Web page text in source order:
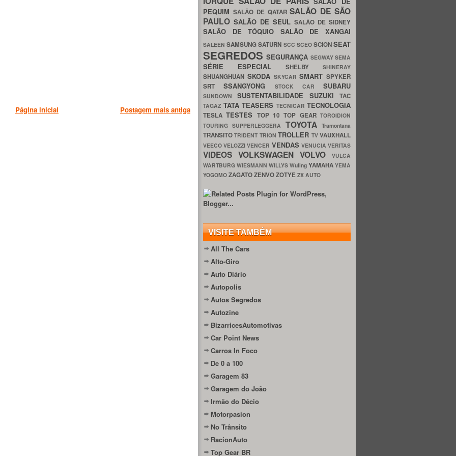
Postagem mais antiga
Página inicial
PEQUIM SALÃO DE QATARSALÃO DE SÃO
PAULO SALÃO DE SEUL SALÃO DE SIDNEY
SALÃO DE TÓQUIO SALÃO DE XANGAI
SALEENSAMSUNGSATURN SCC SCEO SCIONSEAT
SEGREDOSSEGURANÇA SEGWAYSEMA
SÉRIE ESPECIAL SHELBY SHINERAY
SHUANGHUAN SKODA SKYCARSMART SPYKER
SRTSSANGYONG STOCK CAR SUBARU
SUNDOWNSUSTENTABILIDADE SUZUKITAC
TAGAZ TATA TEASERS TECNICAR TECNOLOGIA
TESLATESTES TOP 10TOP GEARTOROIDION
TOURING SUPPERLEGGERA TOYOTATramontana
TRÂNSITOTRIDENT TRIONTROLLER TVVAUXHALL
VEECOVELOZZIVENCER VENDAS VENUCIAVERITAS
VIDEOS VOLKSWAGEN VOLVO
VULCA
WARTBURG WIESMANN WILLYS Wuling YAMAHA YEMA
YOGOMO ZAGATOZENVOZOTYE ZX AUTO
VISITE TAMBÉM
All The Cars
Alto-Giro
Auto Diário
Autopolis
Autos Segredos
Autozine
BizarricesAutomotivas
Car Point News
Carros In Foco
De 0 a 100
Garagem 83
Garagem do João
Irmão do Décio
Motorpasion
No Trânsito
RacionAuto
Top Gear BR